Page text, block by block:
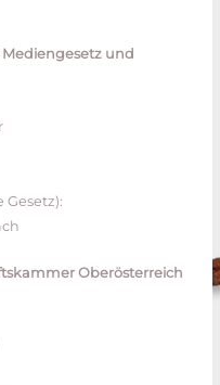
und
Gesetz):
Oberösterreich